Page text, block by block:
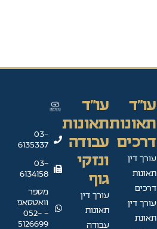
עו"ד
תאונות
דרכים
עורך דין
תאונות
דרכים
עורך דין
תאונת
עו"ד
תאונות
עבודה
ונזקי
גוף
עורך דין
תאונות
עבודה
03-
6135337
03-
6134158
מספר
וואטסאפ
- 052-
5126699